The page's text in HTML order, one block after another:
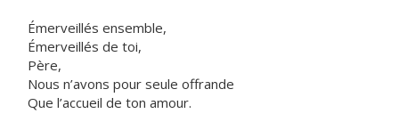
Émerveillés ensemble,
Émerveillés de toi,
Père,
Nous n’avons pour seule offrande
Que l’accueil de ton amour.